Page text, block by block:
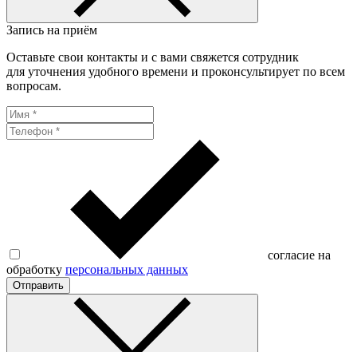
Запись на приём
Оставьте свои контакты и с вами свяжется сотрудник
для уточнения удобного времени и проконсультирует по всем
вопросам.
согласие на
обработку персональных данных
Отправить